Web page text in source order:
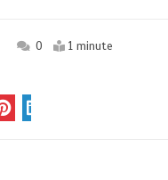
0
1 minute